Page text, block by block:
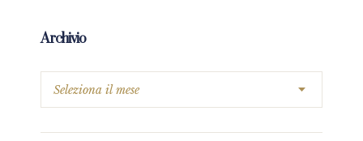
Archivio